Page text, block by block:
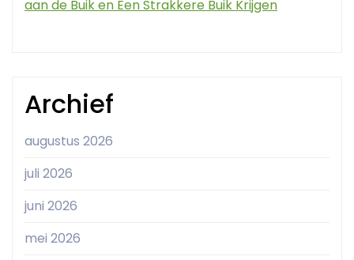
aan de Buik en Een Strakkere Buik Krijgen
Archief
augustus 2026
juli 2026
juni 2026
mei 2026